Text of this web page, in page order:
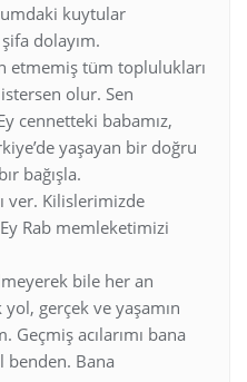
kuytular
dolayım.
etmemiş tüm toplulukları
olur. Sen
cennetteki babamız,
yaşayan bir doğru
bağışla.
ver. Kilislerimizde
Rab memleketimizi
bile her an
gerçek ve yaşamın
acılarımı bana
benden. Bana